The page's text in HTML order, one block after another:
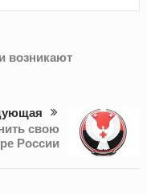
возникают
свою
России